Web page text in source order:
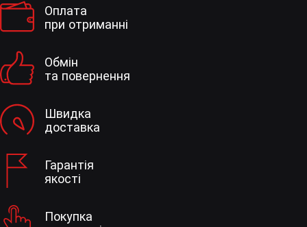
Оплата
при отриманні
Обмін
та повернення
Швидка
доставка
Гарантія
якості
Покупка